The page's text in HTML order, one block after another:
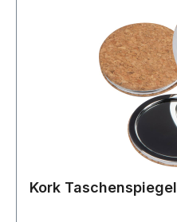
Kork Taschenspiegel